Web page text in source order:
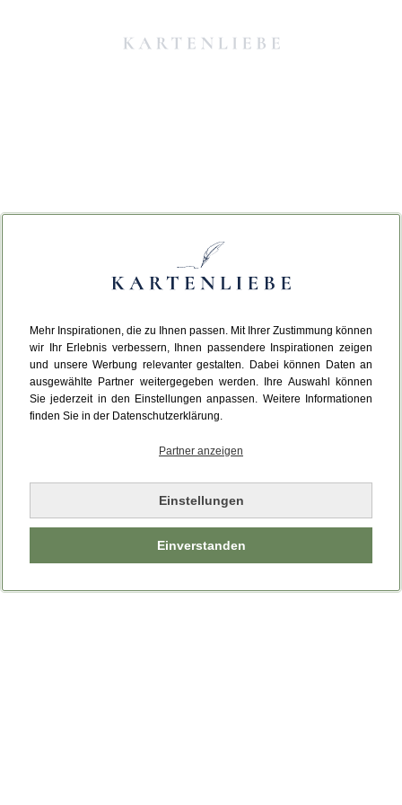
Mehr Inspirationen, die zu Ihnen passen. Mit Ihrer Zustimmung können
wir Ihr Erlebnis verbessern, Ihnen passendere Inspirationen zeigen
und unsere Werbung relevanter gestalten. Dabei können Daten an
ausgewählte Partner weitergegeben werden. Ihre Auswahl können
Sie jederzeit in den Einstellungen anpassen. Weitere Informationen
finden Sie in der Datenschutzerklärung.
Partner anzeigen
Einstellungen
Einverstanden
Da ist etwas schiefgelaufen.
Leider ist ein technischer Fehler aufgetreten.
Bitte laden Sie die Seite neu.